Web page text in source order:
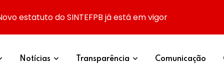
Notícias Transparência Comunicação
estatuto do SINTEFPB já está em vigor